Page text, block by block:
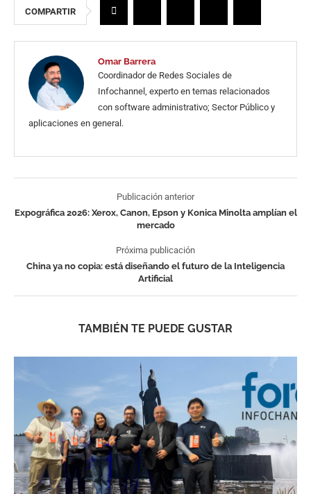
COMPARTIR
Omar Barrera
Coordinador de Redes Sociales de
Infochannel, experto en temas relacionados
con software administrativo; Sector Público y
aplicaciones en general.
Publicación anterior
Expográfica 2026: Xerox, Canon, Epson y Konica Minolta amplían el
mercado
Próxima publicación
China ya no copia: está diseñando el futuro de la Inteligencia
Artificial
TAMBIÉN TE PUEDE GUSTAR